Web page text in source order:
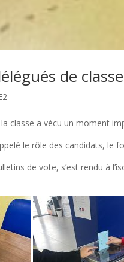
de
classe a vécu un moment
le rôle des candidats, le
de vote, s’est rendu à